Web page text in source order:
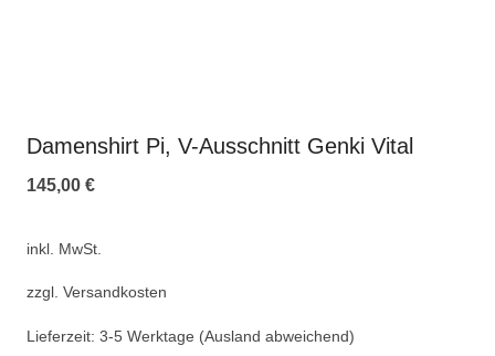
Damenshirt Pi, V-Ausschnitt Genki Vital
145,00 €
inkl. MwSt.
zzgl. Versandkosten
Lieferzeit: 3-5 Werktage (Ausland abweichend)